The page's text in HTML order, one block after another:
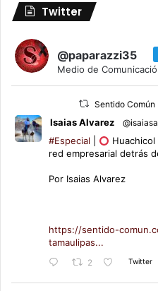
Twitter
@paparazzi35
Medio de
Sentido Común
Isaias Alvarez
#Especial
Huachicol
red empresarial detrás
Por Isaias Alvarez
https://sentido-
tamaulipas...
2 Twitter